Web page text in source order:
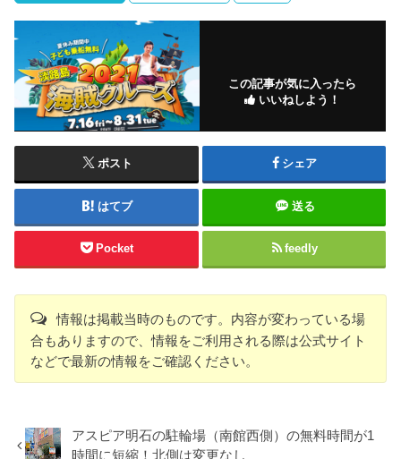
この記事が気に入ったら
いいねしよう！
ポスト シェア
はてブ 送る
Pocket feedly
情報は掲載当時のものです。内容が変わっている場
合もありますので、情報をご利用される際は公式サイト
などで最新の情報をご確認ください。
アスピア明石の駐輪場（南館西側）の無料時間が1
時間に短縮！北側は変更なし